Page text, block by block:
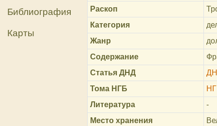
Библиография
Карты
Раскоп
Категория
Жанр
Содержание
Статья ДНД
Тома НГБ
Литература
-
Место хранения